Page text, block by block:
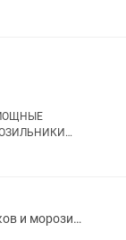
320.000 тг
тг,
!
Скупка холодильников и морозилок